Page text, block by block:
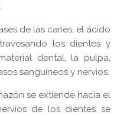
de las caries, el ácido
los dientes y
dental, la pulpa,
sanguíneos y nervios.
se extiende hacia el
de los dientes se